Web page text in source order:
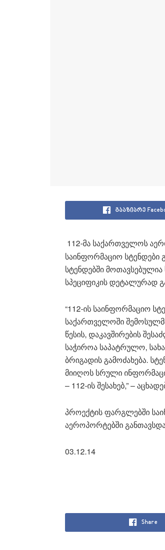
გააზიარე
112-მა საქართველოს
საინფორმაციო სტენდები
სტენდებში
სპეციფიკის დეტალურად
“112-ის საინფორმაციო
საქართველოში
წესის, დაკავშირების
საჭიროა საპატრულო,
ბრიგადის გამოძახება.
მიიღოს სრული
– 112-ის შესახებ,” –
პროექტის ფარგლებში
აეროპორტებში
03.12.14
Share